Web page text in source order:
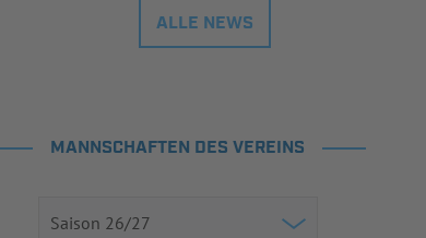
ALLE NEWS
MANNSCHAFTEN DES VEREINS